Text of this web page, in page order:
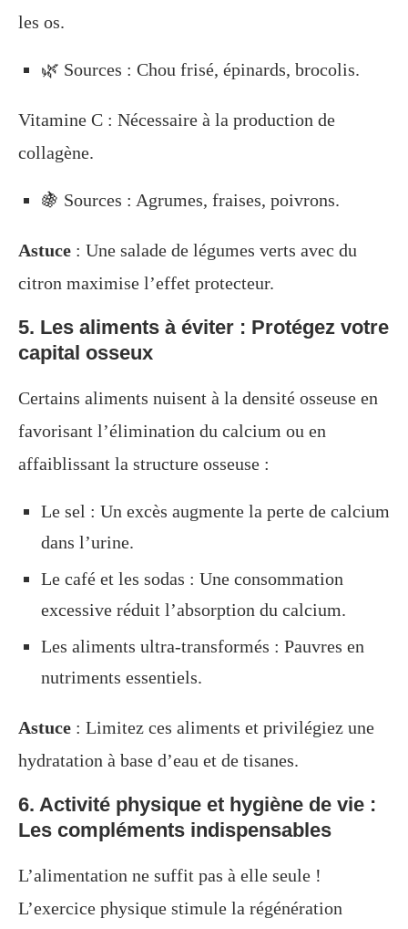
les os.
🌿 Sources : Chou frisé, épinards, brocolis.
Vitamine C : Nécessaire à la production de
collagène.
🍇 Sources : Agrumes, fraises, poivrons.
Astuce : Une salade de légumes verts avec du
citron maximise l’effet protecteur.
5. Les aliments à éviter : Protégez votre
capital osseux
Certains aliments nuisent à la densité osseuse en
favorisant l’élimination du calcium ou en
affaiblissant la structure osseuse :
Le sel : Un excès augmente la perte de calcium
dans l’urine.
Le café et les sodas : Une consommation
excessive réduit l’absorption du calcium.
Les aliments ultra-transformés : Pauvres en
nutriments essentiels.
Astuce : Limitez ces aliments et privilégiez une
hydratation à base d’eau et de tisanes.
6. Activité physique et hygiène de vie :
Les compléments indispensables
L’alimentation ne suffit pas à elle seule !
L’exercice physique stimule la régénération